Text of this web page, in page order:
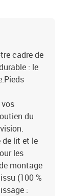
cadre de
: le
du
de lit et le
les
montage
(100 %
: